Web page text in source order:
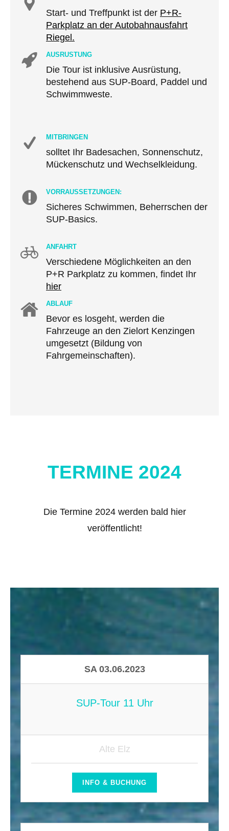
Start- und Treffpunkt ist der P+R-
Parkplatz an der Autobahnausfahrt
Riegel.
AUSRÜSTUNG
Die Tour ist inklusive Ausrüstung,
bestehend aus SUP-Board, Paddel und
Schwimmweste.
MITBRINGEN
solltet Ihr Badesachen, Sonnenschutz,
Mückenschutz und Wechselkleidung.
VORRAUSSETZUNGEN:
Sicheres Schwimmen, Beherrschen der
SUP-Basics.
ANFAHRT
Verschiedene Möglichkeiten an den
P+R Parkplatz zu kommen, findet Ihr
hier
ABLAUF
Bevor es losgeht, werden die
Fahrzeuge an den Zielort Kenzingen
umgesetzt (Bildung von
Fahrgemeinschaften).
TERMINE 2024
Die Termine 2024 werden bald hier
veröffentlicht!
SA 03.06.2023
SUP-Tour 11 Uhr
Alte Elz
INFO & BUCHUNG